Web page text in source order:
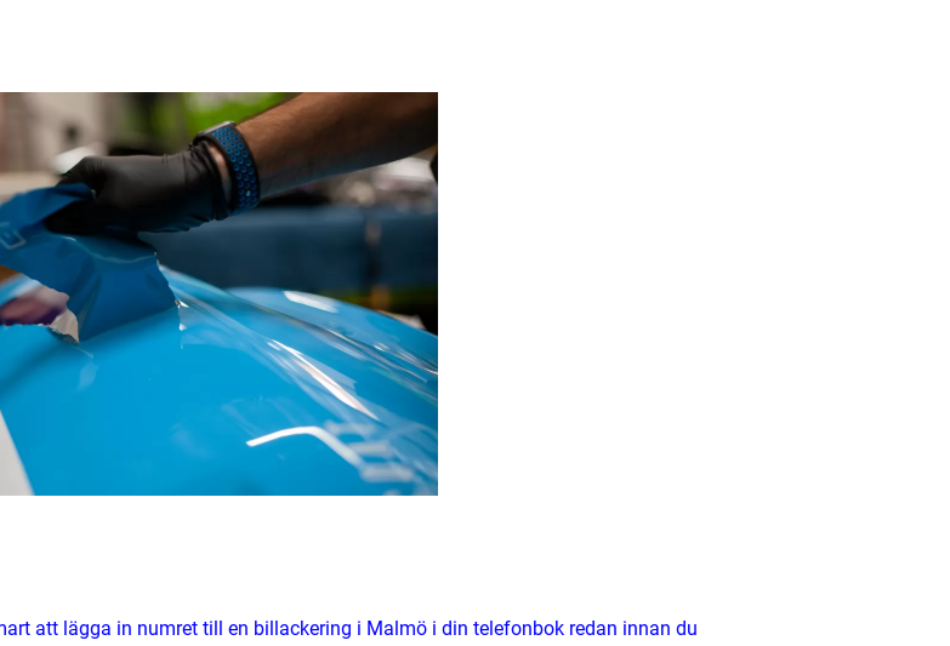
att lägga in numret till en billackering i Malmö i din telefonbok redan innan du